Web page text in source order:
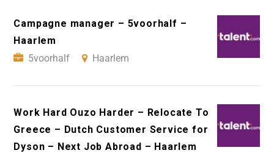
Campagne manager – 5voorhalf –
Haarlem
5voorhalf
Haarlem
Work Hard Ouzo Harder – Relocate To
Greece – Dutch Customer Service for
Dyson – Next Job Abroad – Haarlem